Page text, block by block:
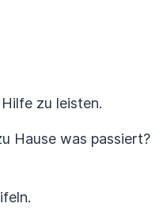
zu leisten.
Hause was passiert?